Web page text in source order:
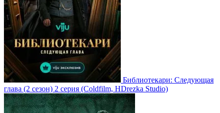
Библиотекари: Следующая
глава (2 сезон) 2 серия (Coldfilm, HDrezka Studio)